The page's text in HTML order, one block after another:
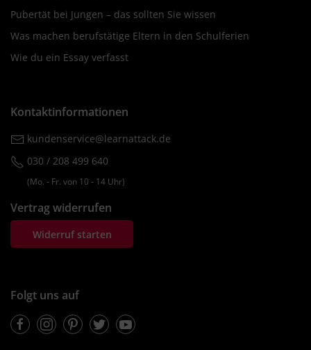
Pubertät bei Jungen – das sollten Sie wissen
Was machen berufstätige Eltern in den Schulferien
Wie du ein Essay verfasst
Kontaktinformationen
kundenservice@learnattack.de
030 / 208 499 640
(Mo. ‐ Fr. von 10 ‐ 14 Uhr)
Vertrag widerrufen
Widerruf starten
Folgt uns auf
FacebookInstagramPinterestTwitterYoutube